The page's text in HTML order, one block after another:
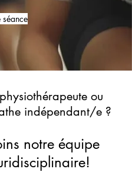
séance
ou
indépendant/e ?
notre équipe